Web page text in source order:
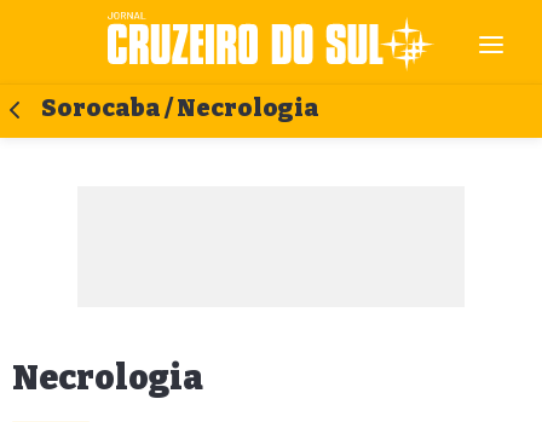
Sorocaba / Necrologia
Necrologia